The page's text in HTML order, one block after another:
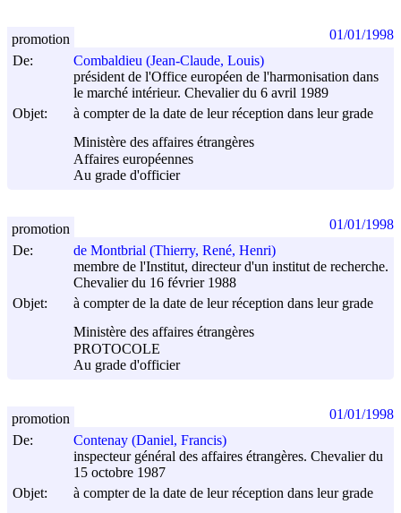
De:
Combaldieu (Jean-Claude, Louis)
président de l'Office européen de l'harmonisation dans
le marché intérieur. Chevalier du 6 avril 1989
Objet:
à compter de la date de leur réception dans leur grade
Ministère des affaires étrangères
Affaires européennes
Au grade d'officier
promotion 01/01/1998
De:
de Montbrial (Thierry, René, Henri)
membre de l'Institut, directeur d'un institut de recherche.
Chevalier du 16 février 1988
Objet:
à compter de la date de leur réception dans leur grade
Ministère des affaires étrangères
PROTOCOLE
Au grade d'officier
promotion 01/01/1998
De:
Contenay (Daniel, Francis)
inspecteur général des affaires étrangères. Chevalier du
15 octobre 1987
Objet:
à compter de la date de leur réception dans leur grade
promotion 01/01/1998